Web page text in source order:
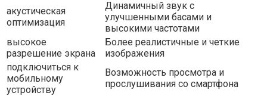
акустическая
оптимизация
Динамичный звук с
улучшенными басами и
высокими частотами
высокое
разрешение экрана
Более реалистичные и четкие
изображения
подключиться к
мобильному
устройству
Возможность просмотра и
прослушивания со смартфона